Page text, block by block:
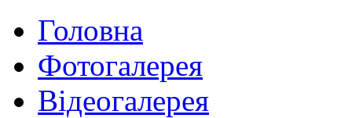
Головна
Фотогалерея
Відеогалерея